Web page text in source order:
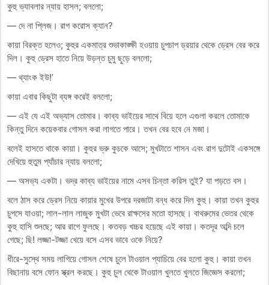
কুহু ভ্যাবলার ন্যায় হাসল; বললো;
— দে না প্লিজ। রাগ করোস ক্যান?
কায়া বিরক্ত হলেও; কুহুর একমাত্র শুভাকাঙ্ক্ষী হওয়ায় চুপচাপ ড্রয়ার থেকে ড্রেস বের করে
দিল। কুহু ড্রেস হাতে নিয়ে উড়ন্ত চুমু ছুড়ে বললো;
— থ্যাংক ইউ!’
কায়া এবার কিছুটা ব্যঙ্গ করেই বললো;
— এই যে এই অভ্যাস তোমার। কাব্য ভাইয়ের সাথে বিয়ে হলে এগুলা করলে তোমাকে
কিন্তু দিনে কয়েকবার গোসল করা লাগতে পারে। তখন বের হবে নে মজা।
বলেই হাসতে থাকে কায়া। কুহুর ভ্রু কুচকে আসে; মুখটাতে শাসন এবং রাগ দুটোই একসঙ্গে
দেখিয়ে হুতুম প্যাঁচার ন্যায় বললো;
— অসভ্য একটা। ভদ্র কাব্য ভাইয়ের নামে এসব চিন্তা করিস তুই? যা পড়তে বস।
বলে ঠাস করে ড্রেস নিয়ে কায়ার মুখের উপরে দরজাটা বন্ধ করে দিল কুহু। কায়া তখন কুহুর
চুপসে যাওয়া; লাল-লাল লাজুক মুখটা ভেবে রাক্ষসের মতো হাসছে। বাথরুমের ভেতর থেকে
কুহু হাসি শুনছে; আর রাগে ফুলছে। কতবড় খচ্চর হয়েছে এই কায়া। কতদূর অব্দি চলে
গেছে; ছি! লজ্জা-টজ্জা খেয়ে বসে এসব ভাবে ওকে নিয়ে?
ধীরে-সুস্থে সময় লাগিয়ে গোসল শেষে চুলে টাওয়াল প্যাচিয়ে বের হলো কুহু। কায়া তখন
বিছানায় বসে ফোন স্ক্রল করছে। কুহু চুল থেকে টাওয়াল খুলতে খুলতে জিজ্ঞেস করলো;